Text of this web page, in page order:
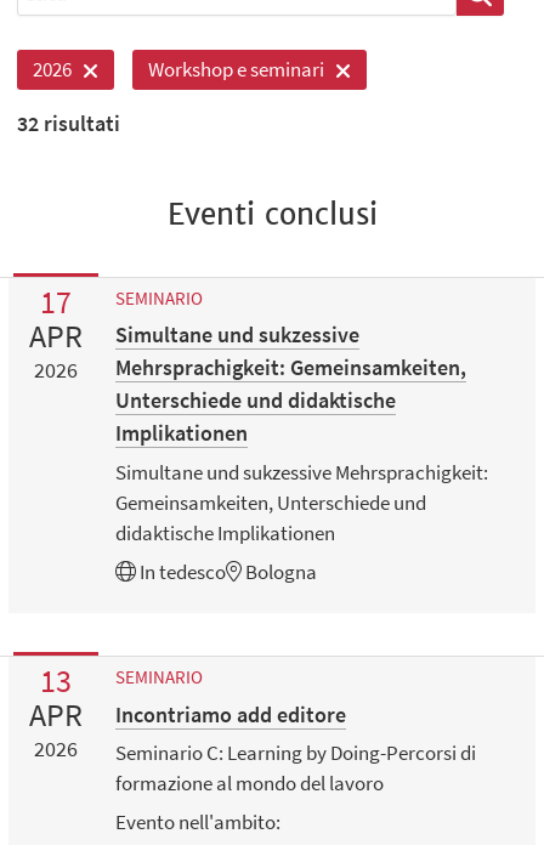
2026 Workshop e seminari
32 risultati
Eventi conclusi
17
APR
2026
SEMINARIO
Simultane und sukzessive
Mehrsprachigkeit: Gemeinsamkeiten,
Unterschiede und didaktische
Implikationen
Simultane und sukzessive Mehrsprachigkeit:
Gemeinsamkeiten, Unterschiede und
didaktische Implikationen
Intedesco Bologna
13
APR
2026
SEMINARIO
Incontriamo add editore
Seminario C: Learning by Doing-Percorsi di
formazione al mondo del lavoro
Evento nell'ambito: